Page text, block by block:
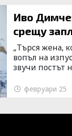
Иво
срещу
„Търся жена,
вопъл на
звучи постът
февруари 25